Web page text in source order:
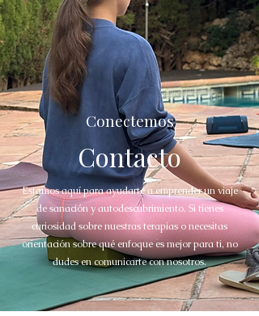
Conectemos
Contacto
Estamos aquí para ayudarte a emprender un viaje
de sanación y autodescubrimiento. Si tienes
curiosidad sobre nuestras terapias o necesitas
orientación sobre qué enfoque es mejor para ti, no
dudes en comunicarte con nosotros.